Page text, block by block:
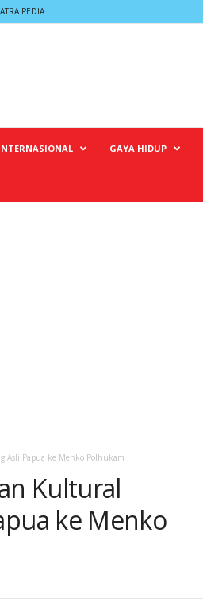
PEDIA
GAYA HIDUP
Asli Papua ke Menko Polhukam
Kultural
ke Menko